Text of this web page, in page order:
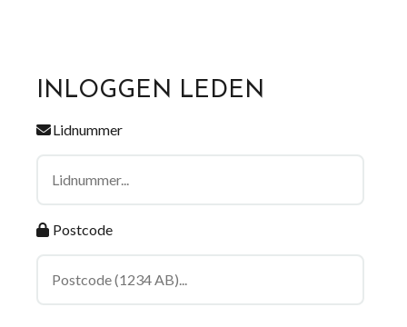
INLOGGEN LEDEN
Lidnummer
Postcode